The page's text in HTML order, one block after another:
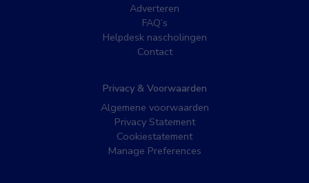
Adverteren
FAQ’s
Helpdesk nascholingen
Contact
Privacy & Voorwaarden
Algemene voorwaarden
Privacy Statement
Cookiestatement
Manage Preferences